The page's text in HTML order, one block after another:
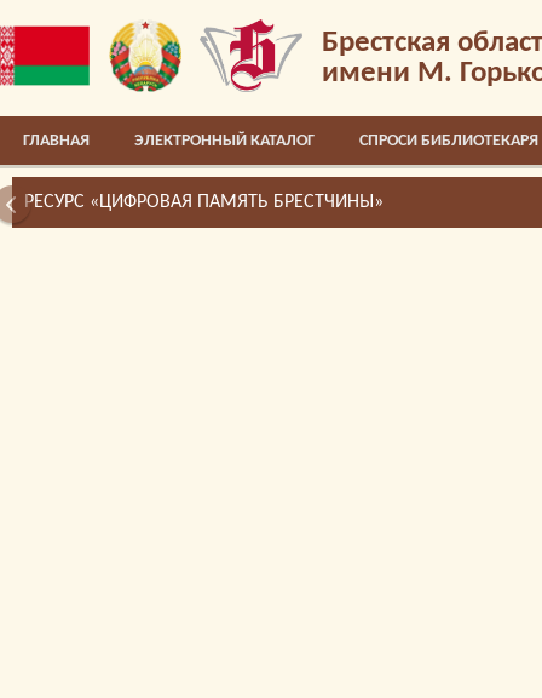
Брестская
имени М.
ГЛАВНАЯ ЭЛЕКТРОННЫЙ КАТАЛОГ СПРОСИ БИБЛИОТЕКАРЯ
РЕСУРС «ЦИФРОВАЯ ПАМЯТЬ БРЕСТЧИНЫ»